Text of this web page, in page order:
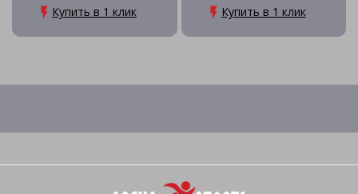
Купить в 1 клик Купить в 1 клик